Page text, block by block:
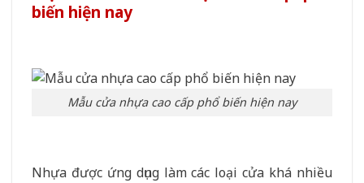
biến hiện nay
Mẫu cửa nhựa cao cấp phổ biến hiện nay
Nhựa được ứng dụng làm các loại cửa khá nhiều